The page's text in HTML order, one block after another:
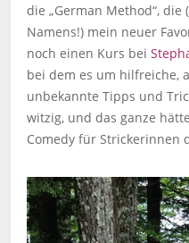
die „German Method“,
Namens!) mein neuer
noch einen Kurs bei
bei dem es um hilfreiche,
unbekannte Tipps und
witzig, und das ganze
Comedy für Strickerinnen